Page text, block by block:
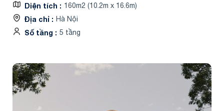
Diện tích 160m2 (10.2m x 16.6m)
Địa chỉ Hà Nội
Số tầng 5 tầng